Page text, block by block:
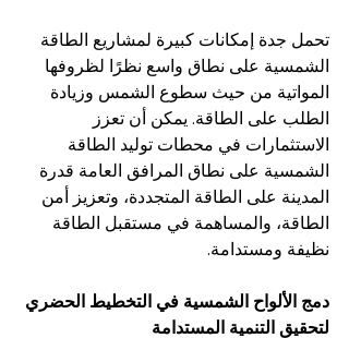
تحمل جدة إمكانات كبيرة لمشاريع الطاقة
الشمسية على نطاق واسع نظرًا لظروفها
المواتية من حيث سطوع الشمس وزيادة
الطلب على الطاقة. يمكن أن تعزز
الاستثمارات في محطات توليد الطاقة
الشمسية على نطاق المرافق العامة قدرة
المدينة على الطاقة المتجددة، وتعزيز أمن
الطاقة، والمساهمة في مستقبل الطاقة
نظيفة ومستدامة.
دمج الألواح الشمسية في التخطيط الحضري
لتحقيق التنمية المستدامة